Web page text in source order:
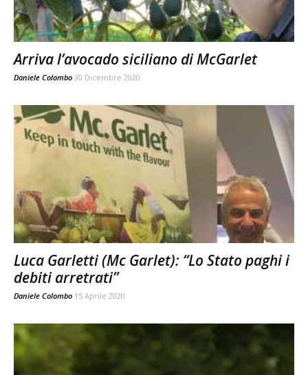
Arriva l’avocado siciliano di McGarlet
Daniele Colombo 30 Dicembre 2020
Luca Garletti (Mc Garlet): “Lo Stato paghi i
debiti arretrati”
Daniele Colombo 15 Aprile 2020